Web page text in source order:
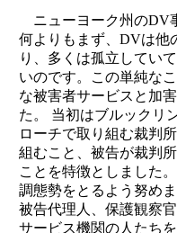
ニューヨーク州のDV
何よりもまず、DVは他
り、多くは孤立してい
いのです。この単純な
な被害者サービスと加
た。 当初はブルックリ
ローチで取り組む裁判
組むこと、被告が裁判
ことを特徴としました
調態勢をとるよう努め
被告代理人、保護観察
サービス機関の人たち